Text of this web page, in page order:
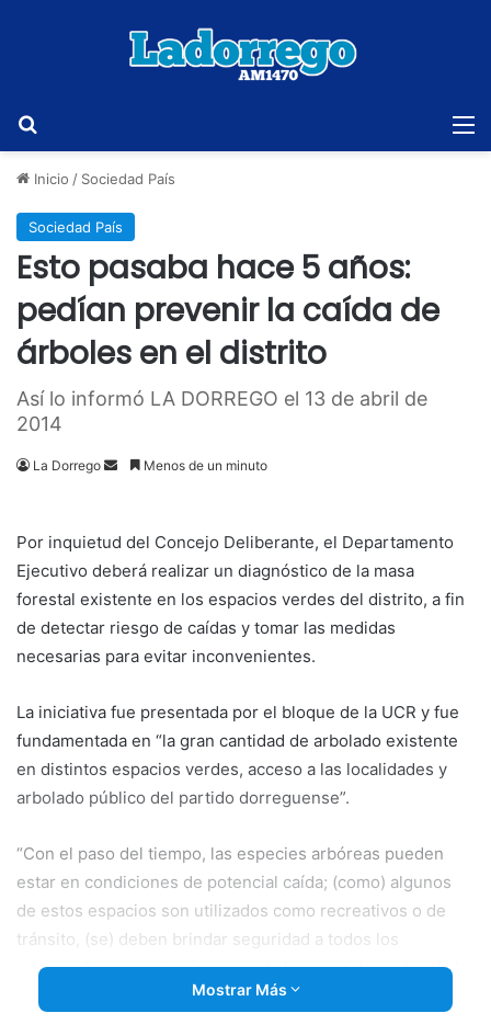
Inicio / Sociedad País
Sociedad País
Esto pasaba hace 5 años:
pedían prevenir la caída de
árboles en el distrito
Así lo informó LA DORREGO el 13 de abril de
2014
La Dorrego
SendMenos de un minuto
Por inquietud del Concejo Deliberante, el Departamento
Ejecutivo deberá realizar un diagnóstico de la masa
forestal existente en los espacios verdes del distrito, a fin
de detectar riesgo de caídas y tomar las medidas
necesarias para evitar inconvenientes.
La iniciativa fue presentada por el bloque de la UCR y fue
fundamentada en “la gran cantidad de arbolado existente
en distintos espacios verdes, acceso a las localidades y
arbolado público del partido dorreguense”.
“Con el paso del tiempo, las especies arbóreas pueden
estar en condiciones de potencial caída; (como) algunos
de estos espacios son utilizados como recreativos o de
tránsito, (se) deben brindar seguridad a todos los
usuarios”, se mencionó en uno de los considerandos de la
Mostrar Más